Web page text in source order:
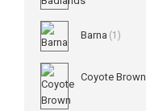
Barna (1)
Coyote Brown